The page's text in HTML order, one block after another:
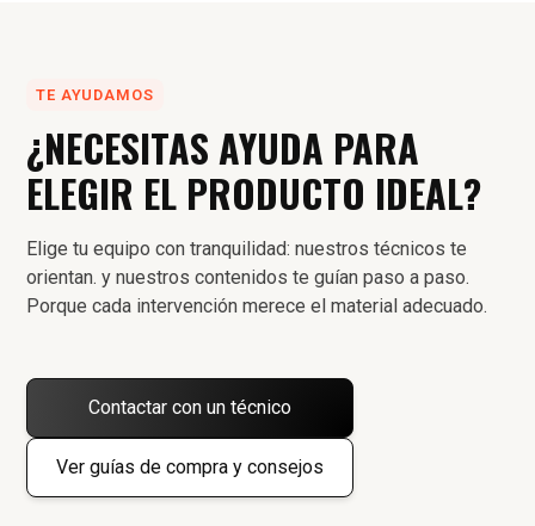
TE AYUDAMOS
¿NECESITAS AYUDA PARA
ELEGIR EL PRODUCTO IDEAL?
Elige tu equipo con tranquilidad: nuestros técnicos te
orientan. y nuestros contenidos te guían paso a paso.
Porque cada intervención merece el material adecuado.
Contactar con un técnico
Ver guías de compra y consejos